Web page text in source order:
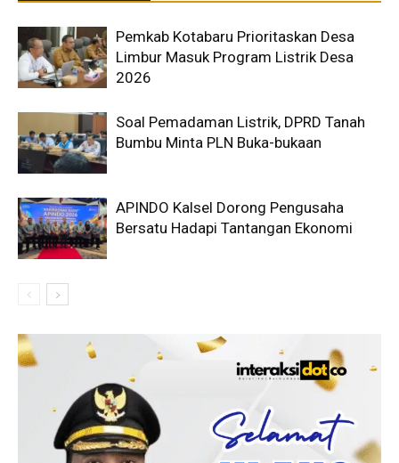
Pemkab Kotabaru Prioritaskan Desa
Limbur Masuk Program Listrik Desa
2026
Soal Pemadaman Listrik, DPRD Tanah
Bumbu Minta PLN Buka-bukaan
APINDO Kalsel Dorong Pengusaha
Bersatu Hadapi Tantangan Ekonomi